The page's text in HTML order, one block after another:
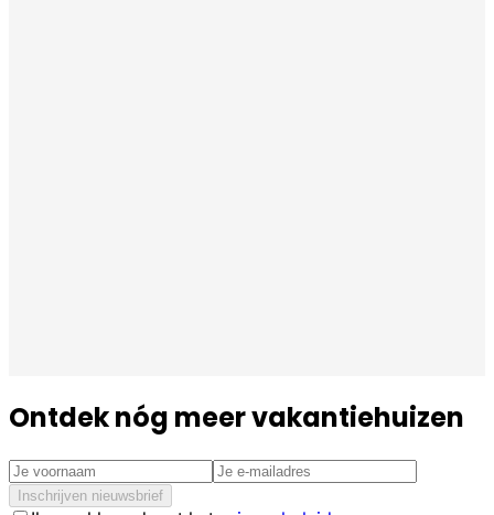
Ontdek nóg meer vakantiehuizen
Inschrijven nieuwsbrief